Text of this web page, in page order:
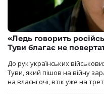
«Ледь говорить
Туви благає не
До рук українських
Туви, який пішов на війну
на власні очі, втік уже на